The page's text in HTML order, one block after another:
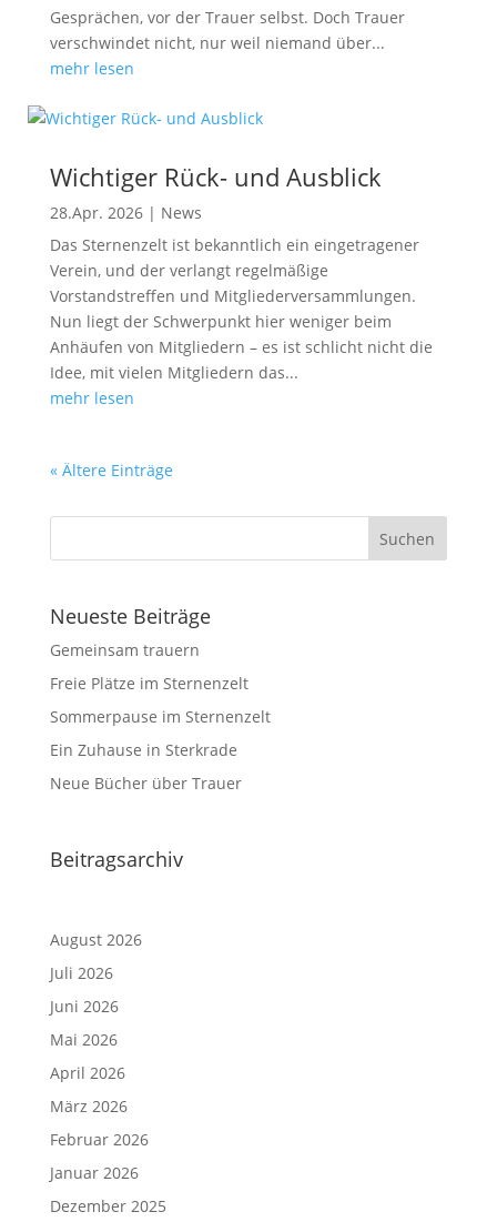
Gesprächen, vor der Trauer selbst. Doch Trauer
verschwindet nicht, nur weil niemand über...
mehr lesen
Wichtiger Rück- und Ausblick
28.Apr. 2026| News
Das Sternenzelt ist bekanntlich ein eingetragener
Verein, und der verlangt regelmäßige
Vorstandstreffen und Mitgliederversammlungen.
Nun liegt der Schwerpunkt hier weniger beim
Anhäufen von Mitgliedern – es ist schlicht nicht die
Idee, mit vielen Mitgliedern das...
mehr lesen
« Ältere Einträge
Neueste Beiträge
Gemeinsam trauern
Freie Plätze im Sternenzelt
Sommerpause im Sternenzelt
Ein Zuhause in Sterkrade
Neue Bücher über Trauer
Beitragsarchiv
August 2026
Juli 2026
Juni 2026
Mai 2026
April 2026
März 2026
Februar 2026
Januar 2026
Dezember 2025